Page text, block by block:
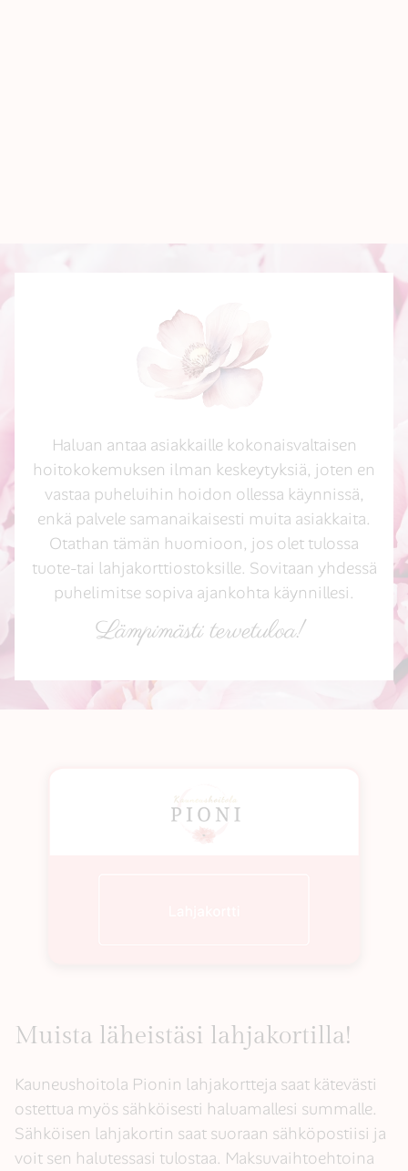
Haluan antaa asiakkaille kokonaisvaltaisen
hoitokokemuksen ilman keskeytyksiä, joten en
vastaa puheluihin hoidon ollessa käynnissä,
enkä palvele samanaikaisesti muita asiakkaita.
Otathan tämän huomioon, jos olet tulossa
tuote-tai lahjakorttiostoksille. Sovitaan yhdessä
puhelimitse sopiva ajankohta käynnillesi.
Lämpimästi tervetuloa!
Muista läheistäsi lahjakortilla!
Kauneushoitola Pionin lahjakortteja saat kätevästi
ostettua myös sähköisesti haluamallesi summalle.
Sähköisen lahjakortin saat suoraan sähköpostiisi ja
voit sen halutessasi tulostaa. Maksuvaihtoehtoina